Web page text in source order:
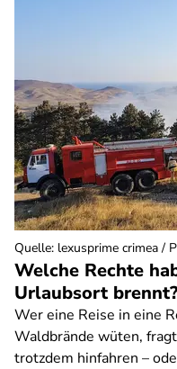
Welche Rechte
Urlaubsort brennt?
Wer eine Reise in eine
Waldbrände wüten,
trotzdem hinfahren –
Quelle: lexusprime crimea /